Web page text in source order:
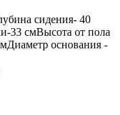
сидения- 40
33 смВысота от пола
основания -